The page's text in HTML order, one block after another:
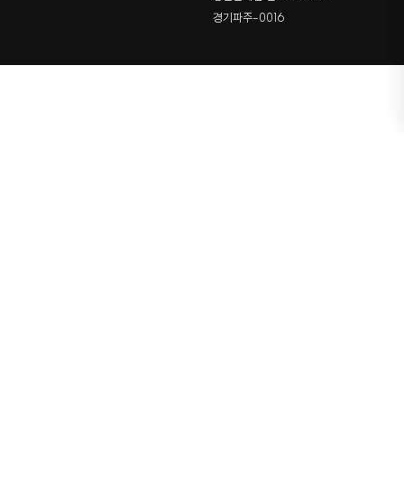
경기파주-0016